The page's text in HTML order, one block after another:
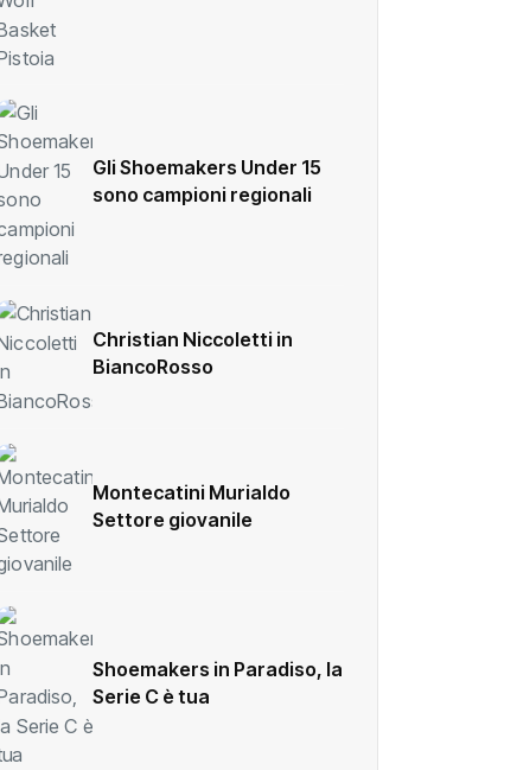
Gli Shoemakers Under 15
sono campioni regionali
Christian Niccoletti in
BiancoRosso
Montecatini Murialdo
Settore giovanile
Shoemakers in Paradiso, la
Serie C è tua